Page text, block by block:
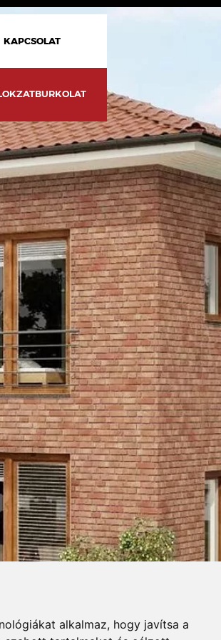
alkalmaz, hogy javítsa a
KAPCSOLAT
Összecsuk